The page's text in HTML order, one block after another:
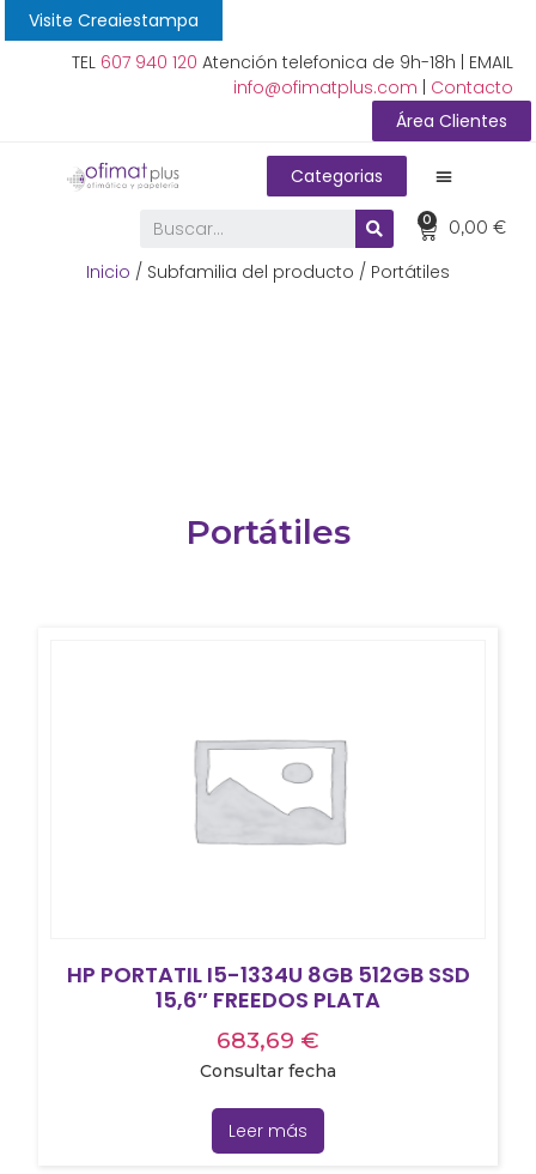
Visite Creaiestampa
TEL 607 940 120 Atención telefonica de 9h-18h | EMAIL
info@ofimatplus.com
Contacto
Área Clientes
Categorias
0,00€
0
Inicio / Subfamilia del producto / Portátiles
Portátiles
HP PORTATIL I5-1334U 8GB 512GB SSD
15,6″ FREEDOS PLATA
683,69 €
Consultar fecha
Leer más